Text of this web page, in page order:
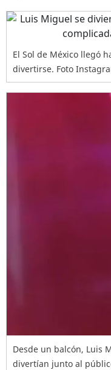
El Sol de México llegó
divertirse. Foto
Desde un balcón, Luis
divertían junto al